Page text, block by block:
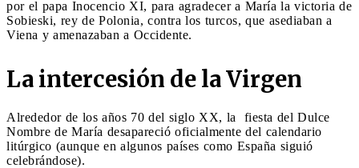
por el papa Inocencio XI, para agradecer a María la victoria de
Sobieski, rey de Polonia, contra los turcos, que asediaban a
Viena y amenazaban a Occidente.
La intercesión de la Virgen
Alrededor de los años 70 del siglo XX, la fiesta del Dulce
Nombre de María desapareció oficialmente del calendario
litúrgico (aunque en algunos países como España siguió
celebrándose).